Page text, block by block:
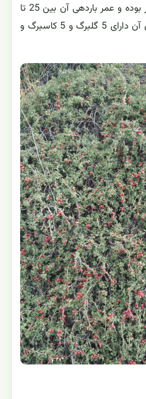
زرد است. گیاهی خزان پذیر بوده و عمر باردهی آن بین 25 تا
35 سال می باشد. گل های آن دارای 5 گلبرگ و 5 کاسبرگ و